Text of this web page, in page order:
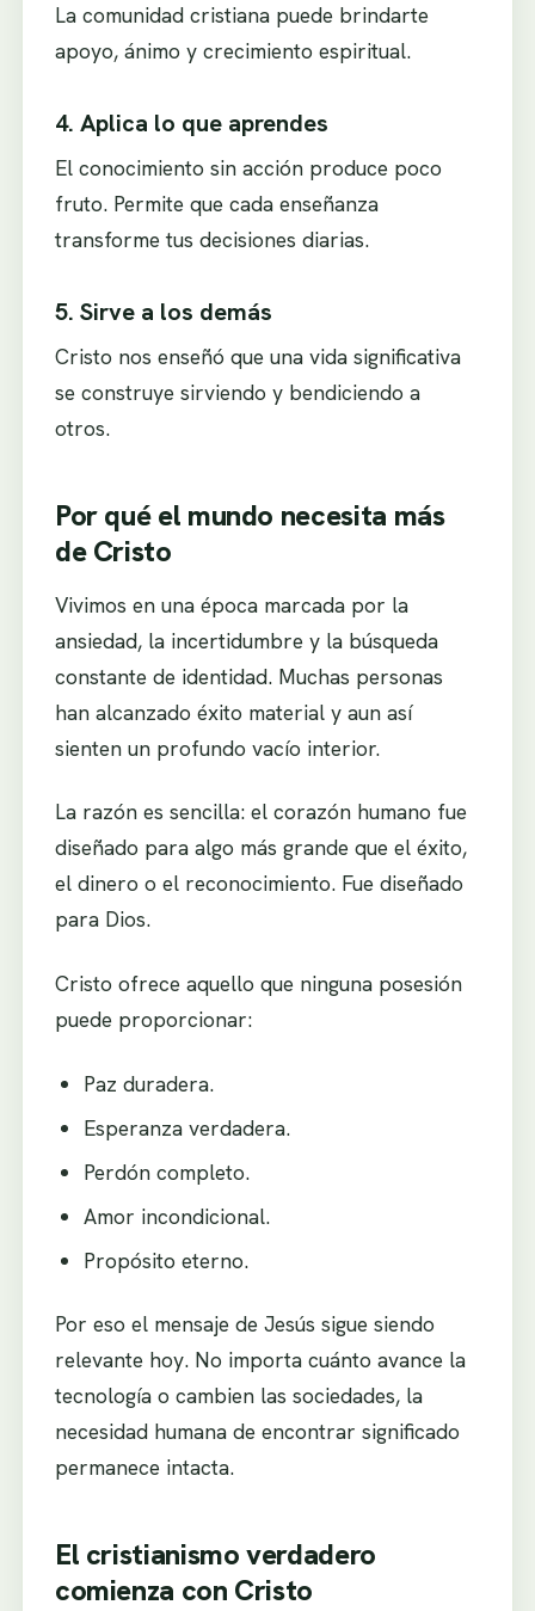
La comunidad cristiana puede brindarte
apoyo, ánimo y crecimiento espiritual.
4. Aplica lo que aprendes
El conocimiento sin acción produce poco
fruto. Permite que cada enseñanza
transforme tus decisiones diarias.
5. Sirve a los demás
Cristo nos enseñó que una vida significativa
se construye sirviendo y bendiciendo a
otros.
Por qué el mundo necesita más
de Cristo
Vivimos en una época marcada por la
ansiedad, la incertidumbre y la búsqueda
constante de identidad. Muchas personas
han alcanzado éxito material y aun así
sienten un profundo vacío interior.
La razón es sencilla: el corazón humano fue
diseñado para algo más grande que el éxito,
el dinero o el reconocimiento. Fue diseñado
para Dios.
Cristo ofrece aquello que ninguna posesión
puede proporcionar:
Paz duradera.
Esperanza verdadera.
Perdón completo.
Amor incondicional.
Propósito eterno.
Por eso el mensaje de Jesús sigue siendo
relevante hoy. No importa cuánto avance la
tecnología o cambien las sociedades, la
necesidad humana de encontrar significado
permanece intacta.
El cristianismo verdadero
comienza con Cristo